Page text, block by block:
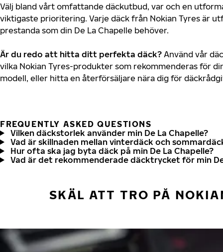
Välj bland vårt omfattande däckutbud, var och en
viktigaste prioritering. Varje däck från Nokian Tyres är
prestanda som din De La Chapelle behöver.
Är du redo att hitta ditt perfekta däck? Använd vår
vilka Nokian Tyres-produkter som rekommenderas för
modell, eller hitta en återförsäljare nära dig för
FREQUENTLY ASKED QUESTIONS
Vilken däckstorlek använder min De La Chapelle?
Vad är skillnaden mellan vinterdäck och
Hur ofta ska jag byta däck på min De La Chapelle?
Vad är det rekommenderade däcktrycket för min
SKÄL ATT TRO PÅ